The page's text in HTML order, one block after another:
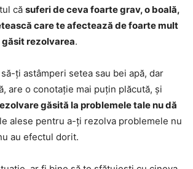
că suferi de ceva foarte grav, o boală,
care te afectează de foarte mult
găsit rezolvarea.
ți astâmperi setea sau bei apă, dar
are o conotație mai puțin plăcută, și
găsită la problemele tale nu dă
alese pentru a-ți rezolva problemele nu
au efectul dorit.